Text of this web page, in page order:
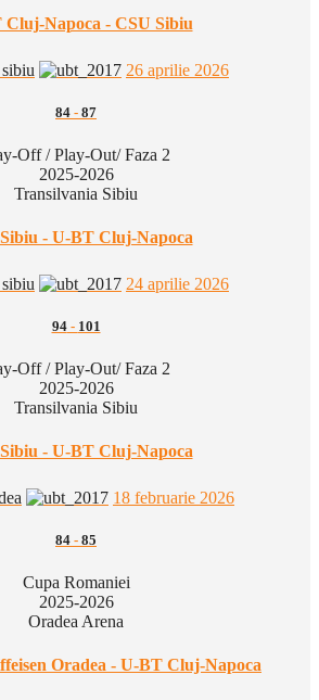
Cluj-Napoca - CSU Sibiu
26 aprilie 2026
84 - 87
Off / Play-Out/ Faza 2
2025-2026
Transilvania Sibiu
- U-BT Cluj-Napoca
24 aprilie 2026
94- 101
Off / Play-Out/ Faza 2
2025-2026
Transilvania Sibiu
- U-BT Cluj-Napoca
18 februarie 2026
84 - 85
Cupa Romaniei
2025-2026
Oradea Arena
Oradea - U-BT Cluj-Napoca